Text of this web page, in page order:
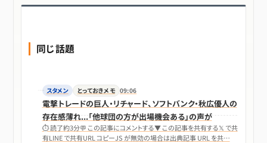
同じ話題
スタメン とっておきメモ 09:06
電撃トレードの巨人・リチャード、ソフトバンク・秋広優人の
存在感薄れ...「他球団の方が出場機会ある」の声が
⏱ 読了約3分💬 この記事にコメントする▼ この記事を共有する𝕏 で共
有LINE で共有URL コピーJS が無効の場合は出典記事 URL を共…